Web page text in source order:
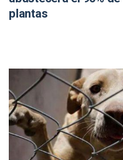
plantas